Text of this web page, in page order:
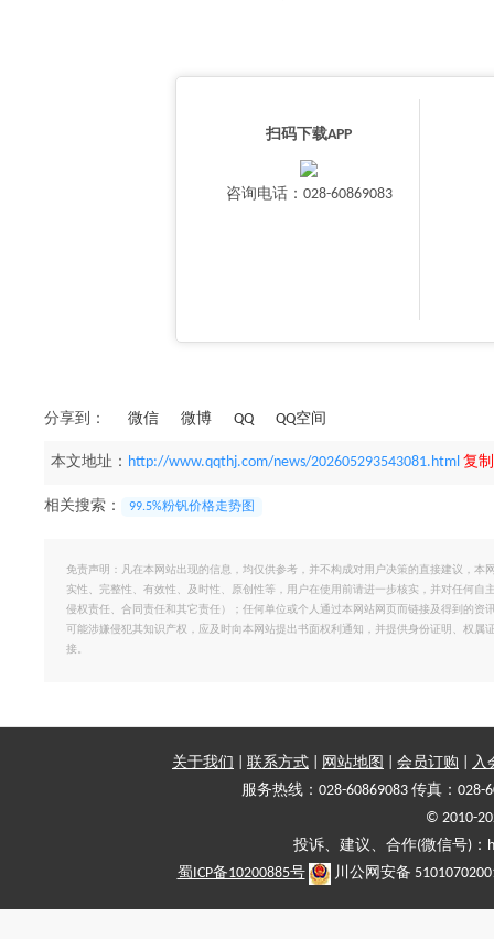
扫码下载APP
咨询电话：028-60869083
分享到： 微信 微博 QQ QQ空间
本文地址： http://www.qqthj.com/news/202605293543081.html 复
相关搜索： 99.5%粉钒价格走势图
免责声明：凡在本网站出现的信息，均仅供参考，并不构成对用户决策的直接建议，
实性、完整性、有效性、及时性、原创性等，用户在使用前请进一步核实，并对任何
侵权责任、合同责任和其它责任）；任何单位或个人通过本网站网页而链接及得到的
可能涉嫌侵犯其知识产权，应及时向本网站提出书面权利通知，并提供身份证明、权
接。
关于我们 联系方式 网站地图 会员订购
入
服务热线：028-60869083 传真：028-
© 2010-
投诉、建议、合作(微信号)
蜀ICP备10200885号
川公网安备